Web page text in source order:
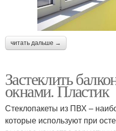
читать дальше →
Застеклить
окнами. Пластик
Стеклопакеты из ПВХ –
которые используют при